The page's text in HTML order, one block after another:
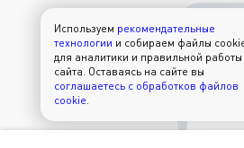
300 рублей в
подарок на первый
заказ через
приложение
Используем рекомендательные
технологии и собираем файлы
для аналитики и правильной работы
сайта. Оставаясь на сайте вы
соглашаетесь с обработков файлов
cookie.